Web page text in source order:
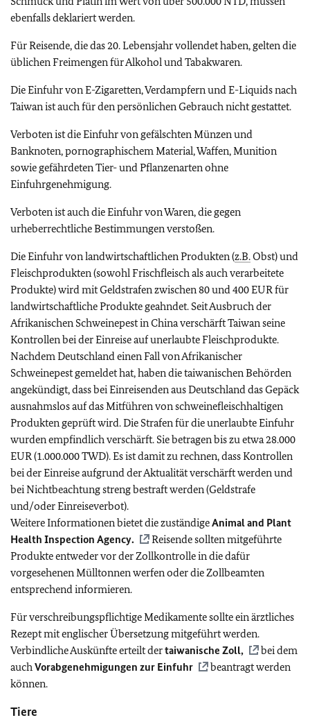
ebenfalls deklariert werden.
Für Reisende, die das 20. Lebensjahr vollendet haben, gelten die
üblichen Freimengen für Alkohol und Tabakwaren.
Die Einfuhr von E-Zigaretten, Verdampfern und E-Liquids nach
Taiwan ist auch für den persönlichen Gebrauch nicht gestattet.
Verboten ist die Einfuhr von gefälschten Münzen und
Banknoten, pornographischem Material, Waffen, Munition
sowie gefährdeten Tier- und Pflanzenarten ohne
Einfuhrgenehmigung.
Verboten ist auch die Einfuhr von Waren, die gegen
urheberrechtliche Bestimmungen verstoßen.
Die Einfuhr von landwirtschaftlichen Produkten (z.B.Obst) und
Fleischprodukten (sowohl Frischfleisch als auch verarbeitete
Produkte) wird mit Geldstrafen zwischen 80 und 400 EUR für
landwirtschaftliche Produkte geahndet. Seit Ausbruch der
Afrikanischen Schweinepest in China verschärft Taiwan seine
Kontrollen bei der Einreise auf unerlaubte Fleischprodukte.
Nachdem Deutschland einen Fall von Afrikanischer
Schweinepest gemeldet hat, haben die taiwanischen Behörden
angekündigt, dass bei Einreisenden aus Deutschland das Gepäck
ausnahmslos auf das Mitführen von schweinefleischhaltigen
Produkten geprüft wird. Die Strafen für die unerlaubte Einfuhr
wurden empfindlich verschärft. Sie betragen bis zu etwa 28.000
EUR (1.000.000 TWD). Es ist damit zu rechnen, dass Kontrollen
bei der Einreise aufgrund der Aktualität verschärft werden und
bei Nichtbeachtung streng bestraft werden (Geldstrafe
und/oder Einreiseverbot).
Weitere Informationen bietet die zuständigeAnimal and Plant
Health Inspection Agency.
Reisende sollten mitgeführte
Produkte entweder vor der Zollkontrolle in die dafür
vorgesehenen Mülltonnen werfen oder die Zollbeamten
entsprechend informieren.
Für verschreibungspflichtige Medikamente sollte ein ärztliches
Rezept mit englischer Übersetzung mitgeführt werden.
Verbindliche Auskünfte erteilt dertaiwanische Zoll,
bei dem
auchVorabgenehmigungen zur Einfuhr
beantragt werden
können.
Tiere